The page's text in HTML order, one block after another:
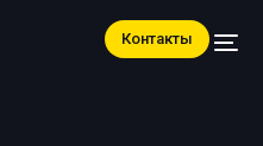
Контакты